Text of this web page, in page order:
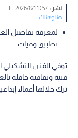
نشر :10:57 2026/8/1
هنا وهناك
لمعرفة تفاصيل
تطبيق وفيات.
توفي الفنان التشكيلي
فنية وثقافية حافلة
ترك خلالها أعمالا